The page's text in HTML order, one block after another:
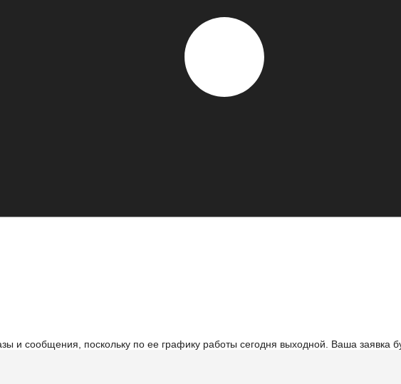
и сообщения, поскольку по ее графику работы сегодня выходной. Ваша заявка